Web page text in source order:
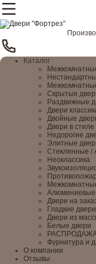
Каталог
Скрытые
Раздвижные
Двери
Двойные
Двери в
Недорогие
Элитные
Стеклянные /
Неоклассика
Алюминиевые
Двери на
Гладкие двери
Двери из
Белые двери
Фурнитура и
О компании
Отзывы